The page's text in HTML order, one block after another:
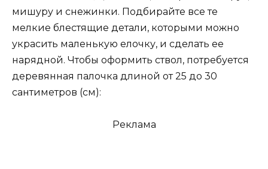
мишуру и снежинки. Подбирайте все те
мелкие блестящие детали, которыми можно
украсить маленькую елочку, и сделать ее
нарядной. Чтобы оформить ствол, потребуется
деревянная палочка длиной от 25 до 30
сантиметров (см):
Реклама